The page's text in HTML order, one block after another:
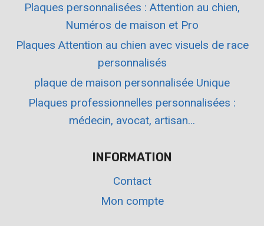
Plaques personnalisées : Attention au chien,
Numéros de maison et Pro
Plaques Attention au chien avec visuels de race
personnalisés
plaque de maison personnalisée Unique
Plaques professionnelles personnalisées :
médecin, avocat, artisan…
INFORMATION
Contact
Mon compte